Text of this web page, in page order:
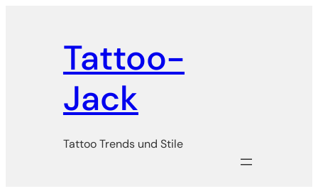
Tattoo-
Jack
Tattoo Trends und Stile